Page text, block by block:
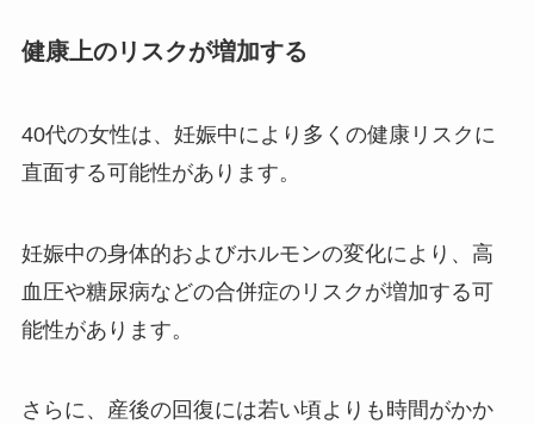
健康上のリスクが増加する
40代の女性は、妊娠中により多くの健康リスクに
直面する可能性があります。
妊娠中の身体的およびホルモンの変化により、高
血圧や糖尿病などの合併症のリスクが増加する可
能性があります。
さらに、産後の回復には若い頃よりも時間がかか